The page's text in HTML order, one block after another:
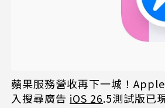
蘋果服務營收再下一城！
入搜尋廣告 iOS 26.5測試版已